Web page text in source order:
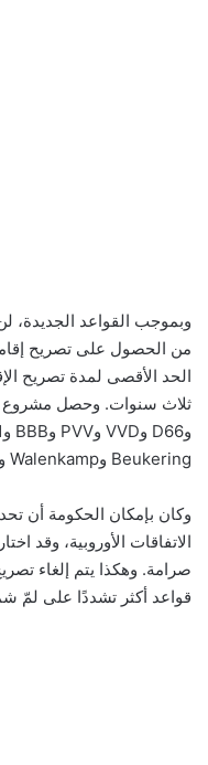
وبموجب القواعد الجديدة،
من الحصول على تصريح
الحد الأقصى لمدة تصريح
Beukering وWalenkamp وVan Gasteren.
وكان بإمكان الحكومة أن
الاتفاقات الأوروبية، وقد
صرامة. وهكذا يتم إلغاء
قواعد أكثر تشددًا على لمّ